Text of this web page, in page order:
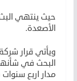
حيث ينتهي
الأصعدة.
ويأتي قرار
البحث في
مدار اربع